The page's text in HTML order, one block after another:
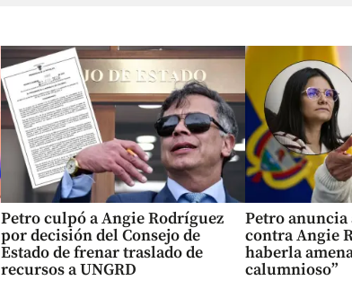
Petro culpó a Angie Rodríguez
por decisión del Consejo de
Estado de frenar traslado de
recursos a UNGRD
Petro
contra Angie
haberla
calumnioso”